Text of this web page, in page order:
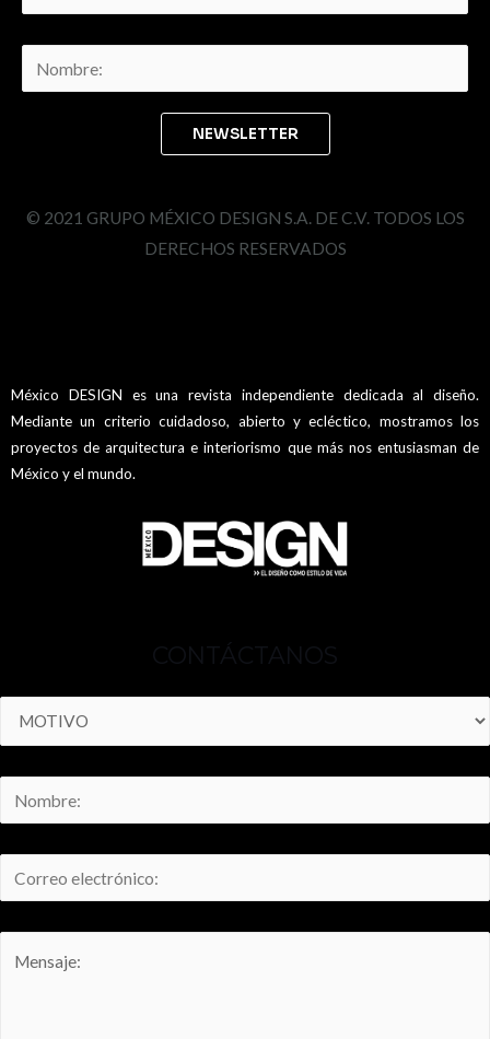
© 2021 GRUPO MÉXICO DESIGN S.A. DE C.V. TODOS LOS
DERECHOS RESERVADOS
México DESIGN es una revista independiente dedicada al diseño.
Mediante un criterio cuidadoso, abierto y ecléctico, mostramos los
proyectos de arquitectura e interiorismo que más nos entusiasman de
México y el mundo.
CONTÁCTANOS